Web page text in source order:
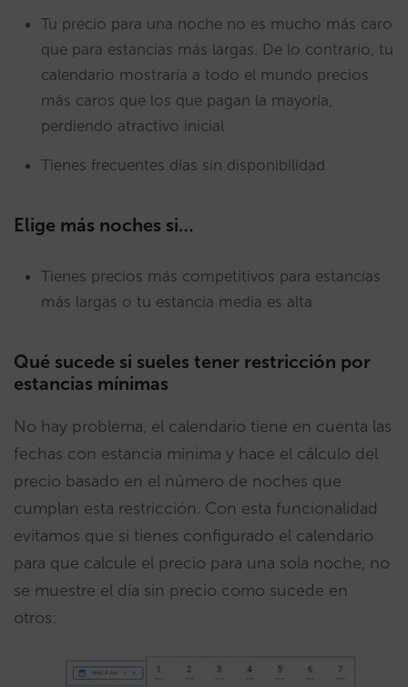
Tu precio para una noche no es mucho más caro
que para estancias más largas. De lo contrario, tu
calendario mostraría a todo el mundo precios
más caros que los que pagan la mayoría,
perdiendo atractivo inicial
Tienes frecuentes días sin disponibilidad
Elige más noches si…
Tienes precios más competitivos para estancias
más largas o tu estancia media es alta
Qué sucede si sueles tener restricción por
estancias mínimas
No hay problema, el calendario tiene en cuenta las
fechas con estancia mínima y hace el cálculo del
precio basado en el número de noches que
cumplan esta restricción. Con esta funcionalidad
evitamos que si tienes configurado el calendario
para que calcule el precio para una sola noche, no
se muestre el día sin precio como sucede en
otros: